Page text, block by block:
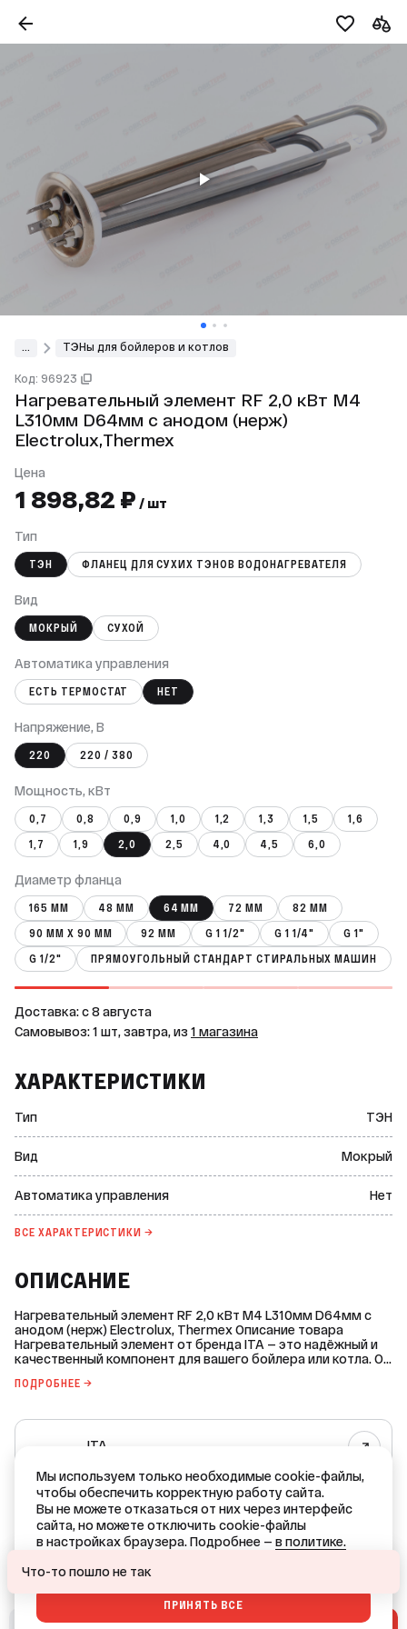
ТЭНы для бойлеров и котлов
Код: 96923
Нагревательный элемент RF 2,0 кВт М4
L310мм D64мм с анодом (нерж)
Electrolux,Thermex
Цена
1 898,82 ₽ / шт
Тип
ТЭН ФЛАНЕЦ ДЛЯ СУХИХ ТЭНОВ ВОДОНАГРЕВАТЕЛЯ
Вид
МОКРЫЙ СУХОЙ
Автоматика управления
ЕСТЬ ТЕРМОСТАТ НЕТ
Напряжение, В
220 220 / 380
Мощность, кВт
0,7 0,8 0,9 1,0 1,2 1,3 1,5
1,6
1,7
1,9 2,0 2,5 4,0 4,5 6,0
Диаметр фланца
165 ММ 48 ММ 64 ММ 72 ММ
82 ММ
90 ММ Х 90 ММ
92 ММ G 1 1/2" G 1 1/4"
G 1"
G 1/2"
ПРЯМОУГОЛЬНЫЙ СТАНДАРТ СТИРАЛЬНЫХ МАШИН
Доставка: c 8 августа
Самовывоз: 1 шт, завтра, из 1 магазина
ХАРАКТЕРИСТИКИ
Тип ТЭН
Вид Мокрый
Автоматика управления Нет
ВСЕ ХАРАКТЕРИСТИКИ →
ОПИСАНИЕ
Нагревательный элемент RF 2,0 кВт М4 L310мм D64мм с
анодом (нерж) Electrolux, Thermex Описание товара
Нагревательный элемент от бренда ITA — это надёжный и
качественный компонент для вашего бойлера или котла. Он
долговечность и устойчивость к коррозии. Основные
Тип: мокрый. * Форма: прямая. * Длина: 310 мм. * Диаметр
фланца: 64 мм. * Совместимость: Electrolux, Garanterm,
(термостат), но не имеет автоматики управления. Анод в
комплект не входит, но предусмотрено отверстие под
анод с резьбой М4. Вес нагревательного элемента
составляет 0,3 кг. Это компактный и лёгкий компонент,
который легко установить и подключить. Приобретая
нагревательный элемент ITA, вы получаете качественный
продукт по доступной цене.
ПОДРОБНЕЕ →
ITA
РОССИЯ — родина бренда
ИТАЛИЯ — страна производства
Ваш город — Краснодар?
Мы используем только необходимые cookie-файлы,
чтобы обеспечить корректную работу сайта.
Вы не можете отказаться от них через интерфейс
сайта, но можете отключить cookie-файлы
в настройках браузера. Подробнее — в политике.
ПРИНЯТЬ ВСЕ
Что-то пошло не так